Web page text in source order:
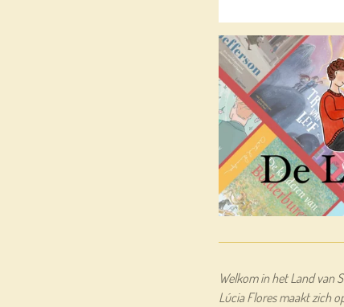
Welkom in het Land van
Lúcia Flores maakt zich